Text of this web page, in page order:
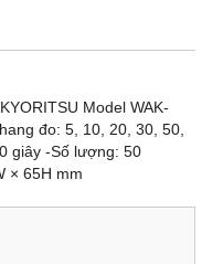
Model WAK-
đo: 5, 10, 20, 30, 50,
giây -Số lượng: 50
× 65H mm